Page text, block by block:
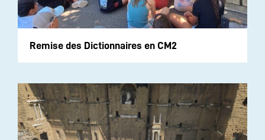
Remise des Dictionnaires en CM2